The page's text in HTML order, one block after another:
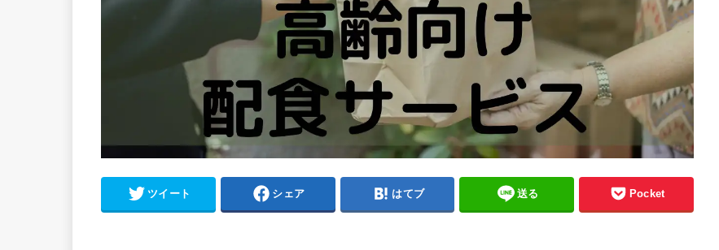
ツイート シェア はてブ 送る Pocket